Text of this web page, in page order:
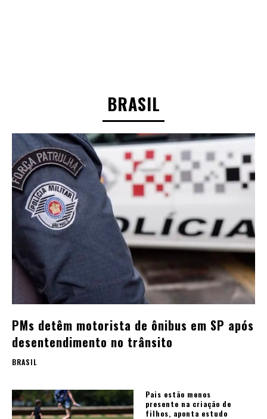
BRASIL
PMs detêm motorista de ônibus em SP após
desentendimento no trânsito
BRASIL
Pais estão menos
presente na criação de
filhos, aponta estudo